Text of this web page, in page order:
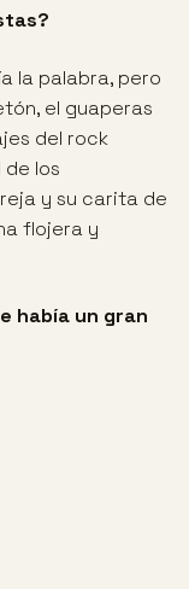
la palabra, pero
el guaperas
del rock
los
y su carita de
flojera y
había un gran